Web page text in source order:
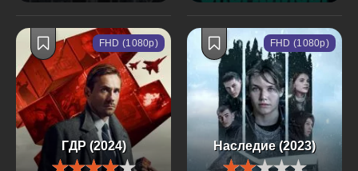
ГДР (2024)
FHD (1080p)
Наследие (2023)
FHD (1080p)